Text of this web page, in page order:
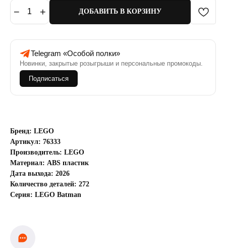
− 1 + ДОБАВИТЬ В КОРЗИНУ
Telegram «Особой полки»
Новинки, закрытые розыгрыши и персональные промокоды.
Подписаться
Бренд: LEGO
Артикул: 76333
Производитель: LEGO
Материал: ABS пластик
Дата выхода: 2026
Количество деталей: 272
Серия: LEGO Batman